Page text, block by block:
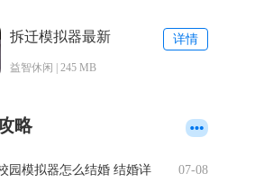
拆迁模拟器最新
益智休闲 | 245 MB
详情
略
园模拟器怎么结婚 结婚详 07-08